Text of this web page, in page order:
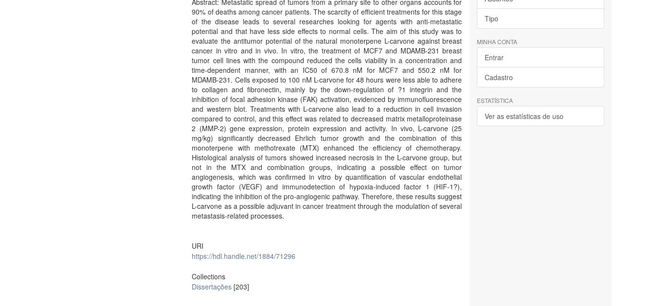
Abstract: Metastatic spread of tumors from a primary site to other organs accounts for
90% of deaths among cancer patients. The scarcity of efficient treatments for this stage
of the disease leads to several researches looking for agents with anti-metastatic
potential and that have less side effects to normal cells. The aim of this study was to
evaluate the antitumor potential of the natural monoterpene L-carvone against breast
cancer in vitro and in vivo. In vitro, the treatment of MCF7 and MDAMB-231 breast
tumor cell lines with the compound reduced the cells viability in a concentration and
time-dependent manner, with an IC50 of 670.8 nM for MCF7 and 550.2 nM for
MDAMB-231. Cells exposed to 100 nM L-carvone for 48 hours were less able to adhere
to collagen and fibronectin, mainly by the down-regulation of ?1 integrin and the
inhibition of focal adhesion kinase (FAK) activation, evidenced by immunofluorescence
and western blot. Treatments with L-carvone also lead to a reduction in cell invasion
compared to control, and this effect was related to decreased matrix metalloproteinase
2 (MMP-2) gene expression, protein expression and activity. In vivo, L-carvone (25
mg/kg) significantly decreased Ehrlich tumor growth and the combination of this
monoterpene with methotrexate (MTX) enhanced the efficiency of chemotherapy.
Histological analysis of tumors showed increased necrosis in the L-carvone group, but
not in the MTX and combination groups, indicating a possible effect on tumor
angiogenesis, which was confirmed in vitro by quantification of vascular endothelial
growth factor (VEGF) and immunodetection of hypoxia-induced factor 1 (HIF-1?),
indicating the inhibition of the pro-angiogenic pathway. Therefore, these results suggest
L-carvone as a possible adjuvant in cancer treatment through the modulation of several
metastasis-related processes.
URI
https://hdl.handle.net/1884/71296
Collections
Dissertações [203]
Tipo
MINHA CONTA
Entrar
Cadastro
ESTATÍSTICA
Ver as estatísticas de uso